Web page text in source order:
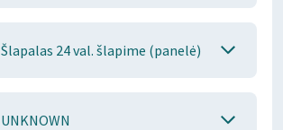
Šlapalas 24 val. šlapime (panelė)
UNKNOWN